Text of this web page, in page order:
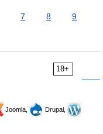
7 8
9
18+
Joomla,
Drupal,